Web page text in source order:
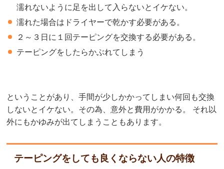
濡れないように足を出して入らないとイケない。
濡れた場合はドライヤーで乾かす必要がある。
２～３日に１回テーピングを交換する必要がある。
テーピングをしたらかぶれてしまう
ということがあり、手間が少しかかってしまい何回も交換
しないとイケない。その為、意外と費用がかかる。 それ以
外にもかゆみが出てしまうこともあります。
テーピングをしても良くならない人の特徴